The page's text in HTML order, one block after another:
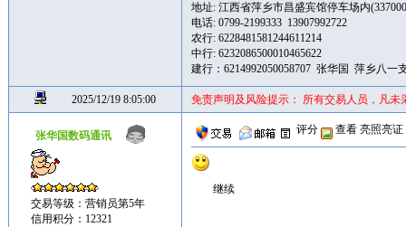
地址: 江西省萍乡市昌盛宾馆停车场内
电话: 0799-2199333 13907992722
农行: 6228481581244611214
中行: 6232086500010465622
建行：6214992050058707 张华国 萍乡八一
2025/12/19 8:05:00 免责声明及风险提示： 所有交易人员，凡
张华国数码通讯
交易等级：营销员第5年
信用积分：12321
评分 查看 亮照亮证
继续